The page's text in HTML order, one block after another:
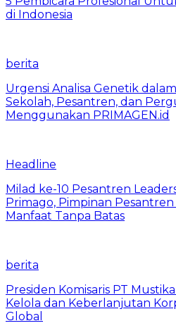
di Indonesia
berita
Urgensi Analisa Genetik
Sekolah, Pesantren, dan
Menggunakan PRIMAGEN.id
Headline
Milad ke-10 Pesantren
Primago, Pimpinan
Manfaat Tanpa Batas
berita
Presiden Komisaris PT
Kelola dan Keberlanjutan
Global